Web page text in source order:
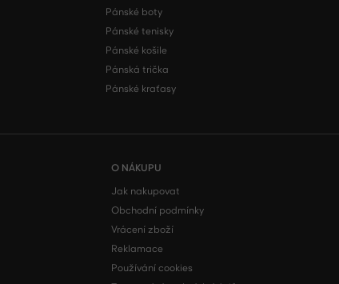
Pánské boty
Pánské tenisky
Pánské košile
Pánská trička
Pánské kraťasy
O NÁKUPU
Jak nakupovat
Obchodní podmínky
Vrácení zboží
Reklamace
Používání cookies